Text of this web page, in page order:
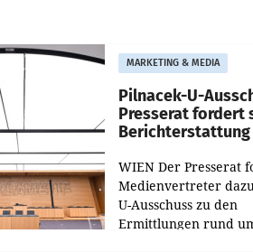
MARKETING & MEDIA
Pilnacek-U-
Presserat fordert
Berichterstattung
WIEN Der Presserat
Medienvertreter
U-Ausschuss zu den
Ermittlungen rund